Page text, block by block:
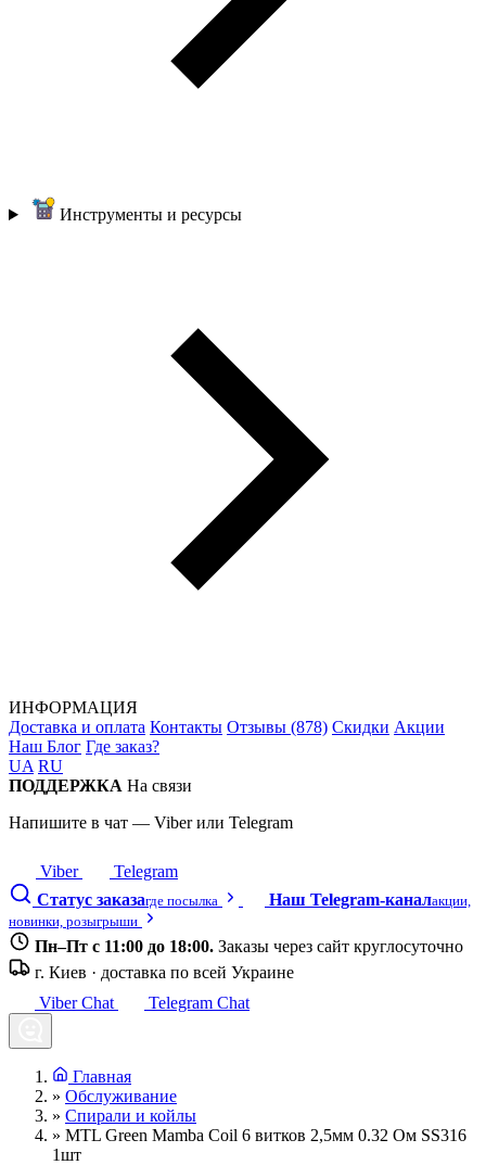
Инструменты и ресурсы
ИНФОРМАЦИЯ
Доставка и оплата Контакты Отзывы (878) Скидки Акции
Наш Блог Где заказ?
UA RU
ПОДДЕРЖКА На связи
Напишите в чат — Viber или Telegram
Viber
Telegram
Статус заказагде посылка Наш Telegram-каналакции,
новинки, розыгрыши
Пн–Пт с 11:00 до 18:00. Заказы через сайт круглосуточно
г. Киев · доставка по всей Украине
Viber Chat
Telegram Chat
Главная
» Обслуживание
» Спирали и койлы
» MTL Green Mamba Coil 6 витков 2,5мм 0.32 Ом SS316
1шт